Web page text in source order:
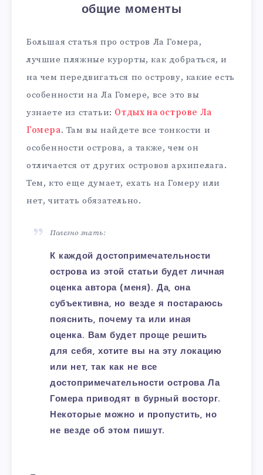
общие моменты
Большая статья про остров Ла Гомера,
лучшие пляжные курорты, как добраться, и
на чем передвигаться по острову, какие есть
особенности на Ла Гомере, все это вы
узнаете из статьи: Отдых на острове Ла
Гомера. Там вы найдете все тонкости и
особенности острова, а также, чем он
отличается от других островов архипелага.
Тем, кто еще думает, ехать на Гомеру или
нет, читать обязательно.
Полезно знать:
К каждой достопримечательности
острова из этой статьи будет личная
оценка автора (меня). Да, она
субъективна, но везде я постараюсь
пояснить, почему та или иная
оценка. Вам будет проще решить
для себя, хотите вы на эту локацию
или нет, так как не все
достопримечательности острова Ла
Гомера приводят в бурный восторг.
Некоторые можно и пропустить, но
не везде об этом пишут.